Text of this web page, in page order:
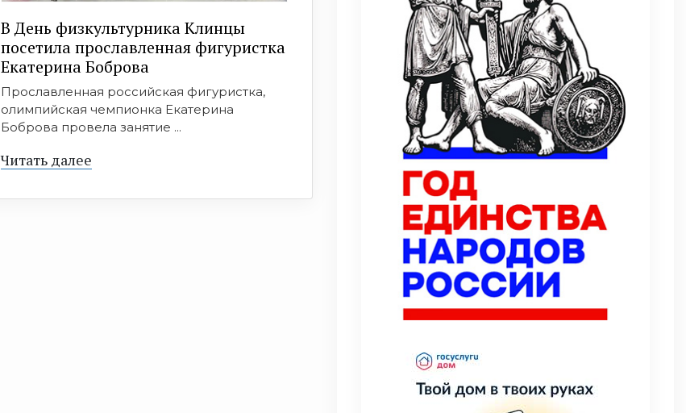
В День физкультурника Клинцы
посетила прославленная фигуристка
Екатерина Боброва
Прославленная российская фигуристка,
олимпийская чемпионка Екатерина
Боброва провела занятие ...
Читать далее